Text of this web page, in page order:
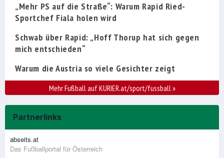
„Mehr PS auf die Straße“: Warum Rapid Ried-
Sportchef Fiala holen wird
Schwab über Rapid: „Hoff Thorup hat sich gegen
mich entschieden“
Warum die Austria so viele Gesichter zeigt
Mehr Fußball auf KURIER.at/sport/fussball»
Partnerlinks
abseits.at
Das Fußballportal für Österreich